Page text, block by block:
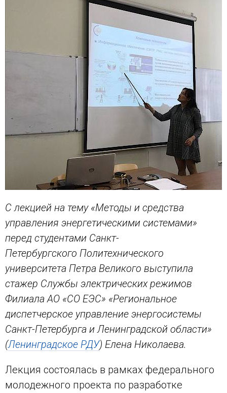
С лекцией на тему «Методы и средства
управления энергетическими системами»
перед студентами Санкт-
Петербургского Политехнического
университета Петра Великого выступила
стажер Службы электрических режимов
Филиала АО «СО ЕЭС» «Региональное
диспетчерское управление энергосистемы
Санкт-Петербурга и Ленинградской области»
(Ленинградское РДУ) Елена Николаева.
Лекция состоялась в рамках федерального
молодежного проекта по разработке